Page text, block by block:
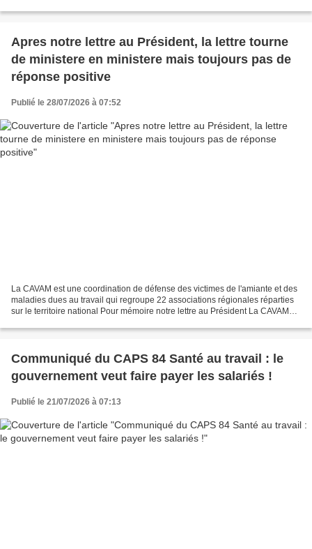
Apres notre lettre au Président, la lettre tourne
de ministere en ministere mais toujours pas de
réponse positive
Publié le 28/07/2026 à 07:52
La CAVAM est une coordination de défense des victimes de l'amiante et des
maladies dues au travail qui regroupe 22 associations régionales réparties
sur le territoire national Pour mémoire notre lettre au Président La CAVAM
Communiqué du CAPS 84 Santé au travail : le
gouvernement veut faire payer les salariés !
Publié le 21/07/2026 à 07:13